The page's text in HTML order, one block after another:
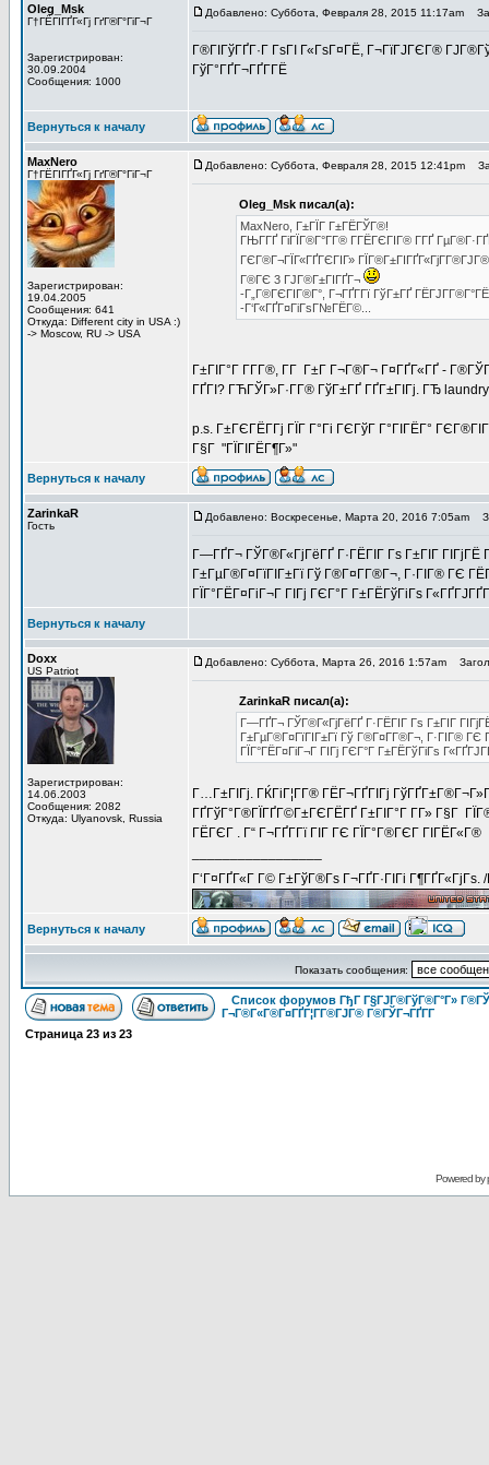
Oleg_Msk
Г†ГЁГІГҐГ«Гј ГґГ®Г°ГіГ¬Г
Зарегистрирован:
30.09.2004
Сообщения: 1000
Добавлено: Суббота, Февраля 28, 2015 11:17am
Г®ГІГўГҐГ·Г ГѕГІ Г«ГѕГ¤ГЁ, Г¬ГїГЈГЄГ®
ГўГ°ГҐГ¬ГҐГ­ГЁ
Вернуться к началу
MaxNero
Г†ГЁГІГҐГ«Гј ГґГ®Г°ГіГ¬Г
Зарегистрирован:
19.04.2005
Сообщения: 641
Откуда: Different city in USA :)
-> Moscow, RU -> USA
Добавлено: Суббота, Февраля 28, 2015 12:41pm
Oleg_Msk писал(а):
MaxNero, Г±ГЇГ Г±ГЁГЎГ®!
ГЊГ­ГҐ ГіГЇГ®Г°Г­Г® Г­ГЁГЄГІГ® Г­ГҐ
ГЄГ®Г¬ГЇГ«ГҐГЄГІГ»
Г®ГЄ 3 ГЈГ®Г±ГІГҐГ¬
-Г„Г®ГЄГІГ®Г°, Г¬ГҐГ­Гї ГўГ±ГҐ
-Г‘Г«ГҐГ¤ГіГѕГ№ГЁГ©...
Г±ГІГ°Г Г­Г­Г®, Г­Г Г±Г Г¬Г®Г¬ Г¤ГҐГ«ГҐ -
ГҐГІ? ГЋГЎГ»Г·Г­Г® ГўГ±ГҐ ГҐГ±ГІГј. ГЂ
p.s. Г±ГЄГЁГ­Гј ГЇГ Г°Гі ГЄГўГ Г°ГІГЁГ°
Г§Г "ГЇГІГЁГ¶Г»"
Вернуться к началу
ZarinkaR
Гость
Добавлено: Воскресенье, Марта 20, 2016 7:05am
Г—ГҐГ¬ ГЎГ®Г«ГјГёГҐ Г·ГЁГІГ Гѕ Г±ГІГ ГІГјГЁ
Г±ГµГ®Г¤ГїГІГ±Гї Гў Г®Г¤Г­Г®Г¬, Г·ГІГ® ГЄ
ГЇГ°ГЁГ¤ГіГ¬Г ГІГј ГЄГ°Г Г±ГЁГўГіГѕ
Вернуться к началу
Doxx
US Patriot
Зарегистрирован:
14.06.2003
Сообщения: 2082
Откуда: Ulyanovsk, Russia
Добавлено: Суббота, Марта 26, 2016 1:57am
ZarinkaR писал(а):
Г—ГҐГ¬ ГЎГ®Г«ГјГёГҐ Г·ГЁГІГ Гѕ Г±ГІГ
Г±ГµГ®Г¤ГїГІГ±Гї Гў Г®Г¤Г­Г®Г¬, Г·ГІГ® ГЄ
ГЇГ°ГЁГ¤ГіГ¬Г ГІГј ГЄГ°Г Г±ГЁГўГіГѕ
Г…Г±ГІГј. ГЌГіГ¦Г­Г® ГЁГ¬ГҐГІГј
ГҐГўГ°Г®ГЇГҐГ©Г±ГЄГЁГҐ Г±ГІГ°Г Г­Г» Г§Г
ГЁГЄГ . Г“ Г¬ГҐГ­Гї ГІГ ГЄ ГЇГ°Г®ГЄГ ГІГЁГ«Г®
Г‘Г¤ГҐГ«Г Г© Г±ГўГ®Гѕ Г¬ГҐГ·ГІГі Г¶ГҐГ«ГјГѕ.
Вернуться к началу
Показать сообщения:
Список форумов ГђГ Г§ГЈГ®ГўГ®Г°Г»
Г¬Г®Г«Г®Г¤ГҐГ¦Г­Г®ГЈГ® Г®ГЎГ¬ГҐГ­Г
Страница 23 из 23
Powered by